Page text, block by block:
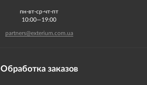
пн-вт-ср-чт-пт
10:00—19:00
partners@exterium.com.ua
Обработка заказов